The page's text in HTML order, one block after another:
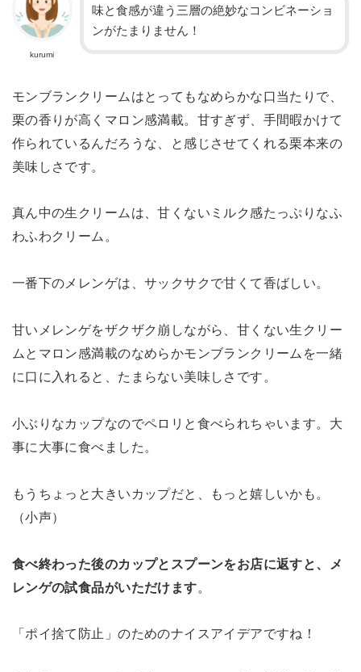
kurumi
味と食感が違う三層の絶妙なコンビネーショ
ンがたまりません！
モンブランクリームはとってもなめらかな口当たりで、
栗の香りが高くマロン感満載。甘すぎず、手間暇かけて
作られているんだろうな、と感じさせてくれる栗本来の
美味しさです。
真ん中の生クリームは、甘くないミルク感たっぷりなふ
わふわクリーム。
一番下のメレンゲは、サックサクで甘くて香ばしい。
甘いメレンゲをザクザク崩しながら、甘くない生クリー
ムとマロン感満載のなめらかモンブランクリームを一緒
に口に入れると、たまらない美味しさです。
小ぶりなカップなのでペロリと食べられちゃいます。大
事に大事に食べました。
もうちょっと大きいカップだと、もっと嬉しいかも。
（小声）
食べ終わった後のカップとスプーンをお店に返すと、メ
レンゲの試食品がいただけます。
「ポイ捨て防止」のためのナイスアイデアですね！